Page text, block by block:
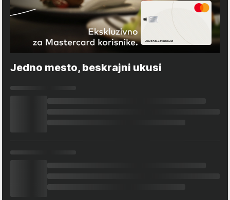
Jedno mesto, beskrajni ukusi